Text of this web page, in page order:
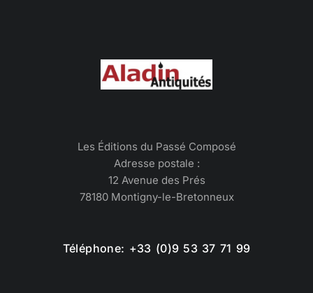
Les Éditions du Passé Composé
Adresse postale :
12 Avenue des Prés
78180 Montigny-le-Bretonneux
Téléphone: +33 (0)9 53 37 71 99